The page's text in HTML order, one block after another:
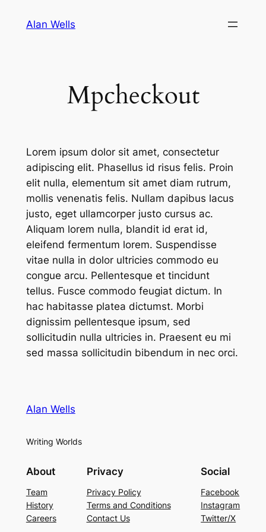
Alan Wells
Mpcheckout
Lorem ipsum dolor sit amet, consectetur
adipiscing elit. Phasellus id risus felis. Proin
elit nulla, elementum sit amet diam rutrum,
mollis venenatis felis. Nullam dapibus lacus
justo, eget ullamcorper justo cursus ac.
Aliquam lorem nulla, blandit id erat id,
eleifend fermentum lorem. Suspendisse
vitae nulla in dolor ultricies commodo eu
congue arcu. Pellentesque et tincidunt
tellus. Fusce commodo feugiat dictum. In
hac habitasse platea dictumst. Morbi
dignissim pellentesque ipsum, sed
sollicitudin nulla ultricies in. Praesent eu mi
sed massa sollicitudin bibendum in nec orci.
Alan Wells
Writing Worlds
About
Team
History
Careers
Privacy
Privacy Policy
Terms and Conditions
Contact Us
Social
Facebook
Instagram
Twitter/X